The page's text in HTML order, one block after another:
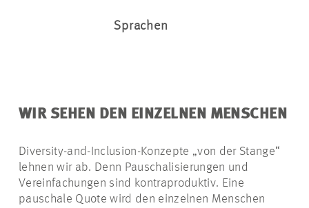
Sprachen
WIR SEHEN DEN EINZELNEN MENSCHEN
Diversity-and-Inclusion-Konzepte „von der Stange“
lehnen wir ab. Denn Pauschalisierungen und
Vereinfachungen sind kontraproduktiv. Eine
pauschale Quote wird den einzelnen Menschen